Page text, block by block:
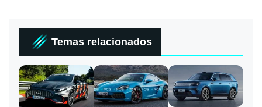
Temas relacionados